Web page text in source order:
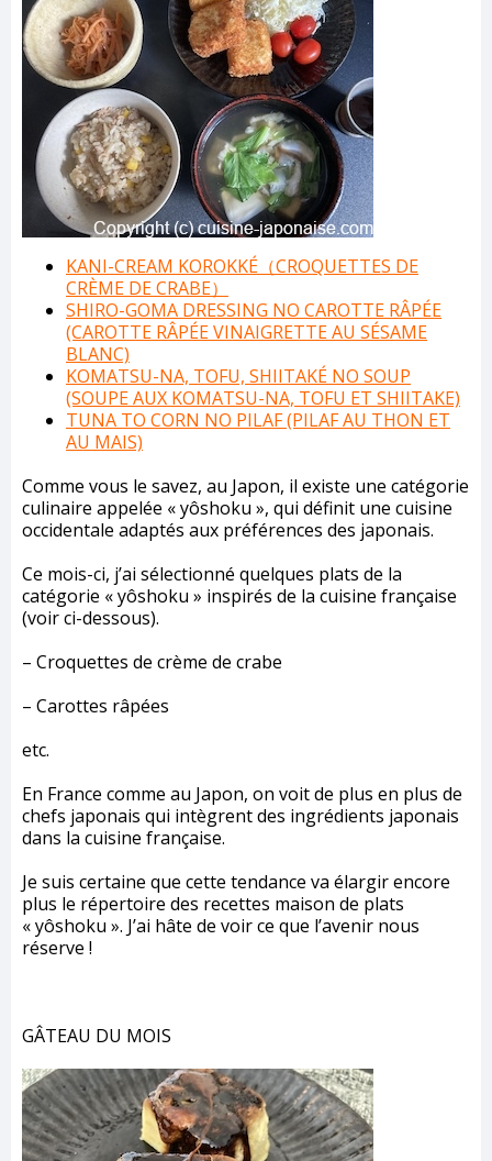
KANI-CREAM KOROKKÉ（CROQUETTES DE
CRÈME DE CRABE）
SHIRO-GOMA DRESSING NO CAROTTE RÂPÉE
(CAROTTE RÂPÉE VINAIGRETTE AU SÉSAME
BLANC)
KOMATSU-NA, TOFU, SHIITAKÉ NO SOUP
(SOUPE AUX KOMATSU-NA, TOFU ET SHIITAKE)
TUNA TO CORN NO PILAF (PILAF AU THON ET
AU MAIS)
Comme vous le savez, au Japon, il existe une catégorie
culinaire appelée « yôshoku », qui définit une cuisine
occidentale adaptés aux préférences des japonais.
Ce mois-ci, j’ai sélectionné quelques plats de la
catégorie « yôshoku » inspirés de la cuisine française
(voir ci-dessous).
– Croquettes de crème de crabe
– Carottes râpées
etc.
En France comme au Japon, on voit de plus en plus de
chefs japonais qui intègrent des ingrédients japonais
dans la cuisine française.
Je suis certaine que cette tendance va élargir encore
plus le répertoire des recettes maison de plats
« yôshoku ». J’ai hâte de voir ce que l’avenir nous
réserve !
GÂTEAU DU MOIS